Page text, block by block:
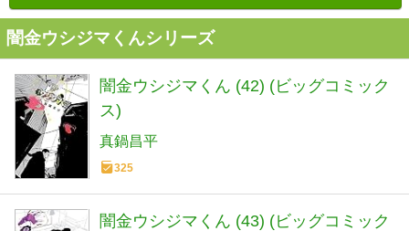
闇金ウシジマくんシリーズ
闇金ウシジマくん (42) (ビッグコミック
ス)
真鍋昌平
325
闇金ウシジマくん (43) (ビッグコミック